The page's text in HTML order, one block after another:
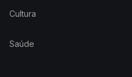
Cultura
Saúde